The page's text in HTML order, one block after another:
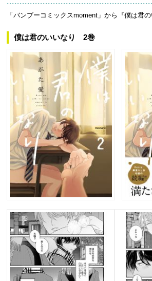
「バンブーコミックスmoment」から『僕は君
僕は君のいいなり 2巻